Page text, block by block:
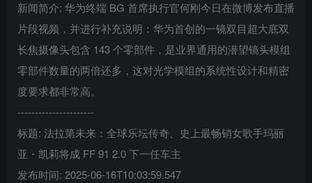
新闻简介: 华为终端 BG 首席执行官何刚今日在微博发布直播
片段视频，并进行补充说明：华为首创的一镜双目超大底双
长焦摄像头包含 143 个零部件，是业界通用的潜望镜头模组
零部件数量的两倍还多，这对光学模组的系统性设计和精密
度要求都非常高。
----------------------
标题: 法拉第未来：全球乐坛传奇、史上最畅销女歌手玛丽
亚・凯莉将成 FF 91 2.0 下一任车主
发布时间: 2025-06-16T10:03:59.547